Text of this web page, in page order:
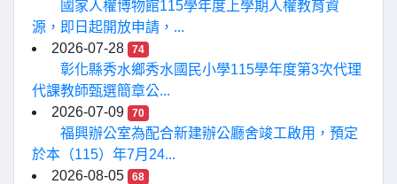
國家人權博物館115學年度上學期人權教育資
源，即日起開放申請，...
2026-07-28
74
彰化縣秀水鄉秀水國民小學115學年度第3次代理
代課教師甄選簡章公...
2026-07-09
70
福興辦公室為配合新建辦公廳舍竣工啟用，預定
於本（115）年7月24...
2026-08-05
68